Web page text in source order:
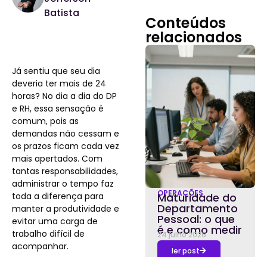
Batista
Já sentiu que seu dia
deveria ter mais de 24
horas? No dia a dia do DP
e RH, essa sensação é
comum, pois as
demandas não cessam e
os prazos ficam cada vez
mais apertados. Com
tantas responsabilidades,
administrar o tempo faz
toda a diferença para
manter a produtividade e
evitar uma carga de
trabalho difícil de
acompanhar.
Conteúdos
relacionados
OPERAÇÕES
Maturidade do
Departamento
Pessoal: o que
é e como medir
24 julho 2026
ler post